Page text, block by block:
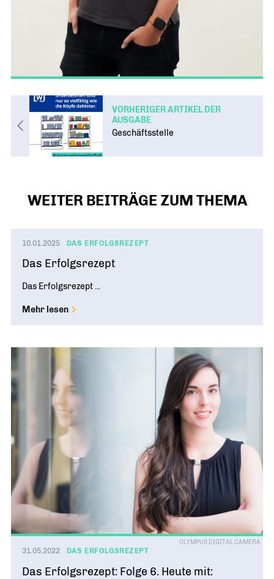
VORHERIGER ARTIKEL DER
AUSGABE
Geschäftsstelle
WEITER BEITRÄGE ZUM THEMA
10.01.2025 DAS ERFOLGSREZEPT
Das Erfolgsrezept
Das Erfolgsrezept ...
Mehr lesen
OLYMPUS DIGITAL CAMERA
31.05.2022 DAS ERFOLGSREZEPT
Das Erfolgsrezept: Folge 6. Heute mit: